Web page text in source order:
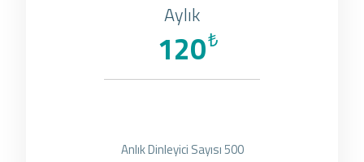
Aylık
₺
120
Anlık Dinleyici Sayısı 500